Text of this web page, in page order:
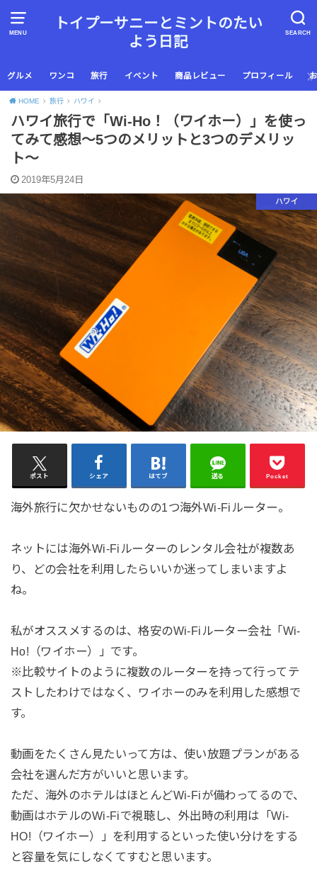
MENU SEARCH
トイプーサニーとミントのたい
よう日記
グルメ ワンコ 旅行 イベント 商品レビュー プロフィール
HOME 旅行 ハワイ
ハワイ旅行で「Wi-Ho！（ワイホー）」を使っ
てみて感想〜5つのメリットと3つのデメリッ
ト〜
2019年5月24日
ハワイ
ポスト シェア はてブ 送る Pocket
海外旅行に欠かせないものの1つ海外Wi-Fiルーター。
ネットには海外Wi-Fiルーターのレンタル会社が複数あ
り、どの会社を利用したらいいか迷ってしまいますよ
ね。
私がオススメするのは、格安のWi-Fiルーター会社「Wi-
Ho!（ワイホー）」です。
※比較サイトのように複数のルーターを持って行ってテ
ストしたわけではなく、ワイホーのみを利用した感想で
す。
動画をたくさん見たいって方は、使い放題プランがある
会社を選んだ方がいいと思います。
ただ、海外のホテルはほとんどWi-Fiが備わってるので、
動画はホテルのWi-Fiで視聴し、外出時の利用は「Wi-
HO!（ワイホー）」を利用するといった使い分けをする
と容量を気にしなくてすむと思います。